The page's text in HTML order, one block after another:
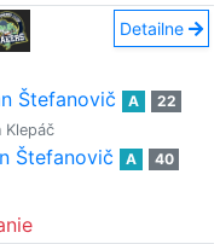
Detailne
Štefanovič A
22
Klepáč
Štefanovič A
40